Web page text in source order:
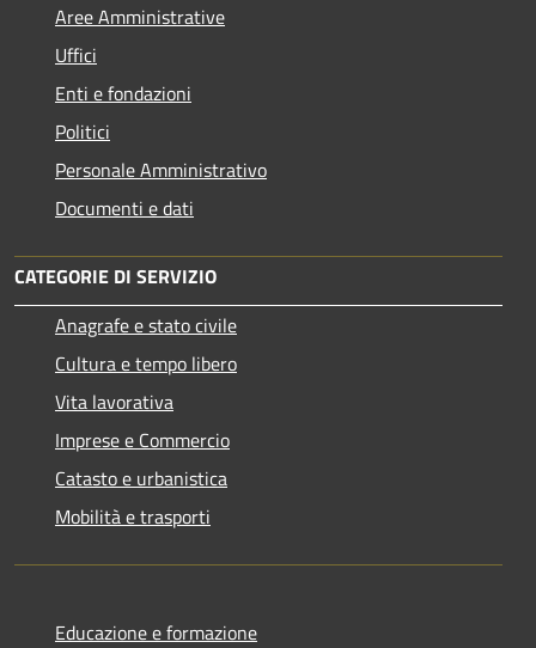
Aree Amministrative
Uffici
Enti e fondazioni
Politici
Personale Amministrativo
Documenti e dati
CATEGORIE DI SERVIZIO
Anagrafe e stato civile
Cultura e tempo libero
Vita lavorativa
Imprese e Commercio
Catasto e urbanistica
Mobilità e trasporti
Educazione e formazione